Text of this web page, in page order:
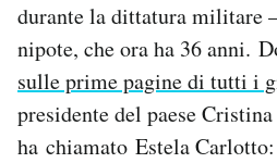
Regala il Post
Hai bisogno di aiuto?
Esci
durante la dittatura militare
nipote, che ora ha 36 anni.
sulle prime pagine di tutti i
presidente del paese
ha chiamato Estela